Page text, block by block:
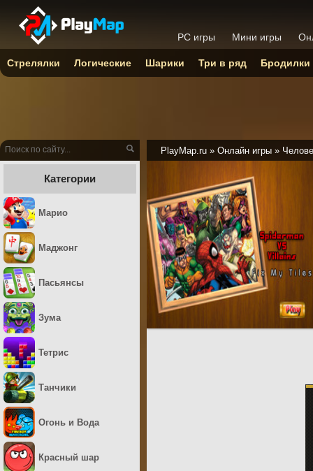
PlayMap.ru » Онлайн игры »
Категории
Марио
Маджонг
Пасьянсы
Зума
Тетрис
Танчики
Огонь и Вода
Красный шар
PC игры Мини игры
Стрелялки Логические Шарики Три в ряд Бродилки